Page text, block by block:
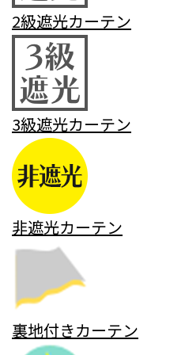
2級遮光カーテン
3級遮光カーテン
非遮光カーテン
裏地付きカーテン